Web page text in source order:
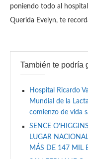
poniendo todo al
Querida Evelyn, te
También te podría
Hospital Ricardo
Mundial de la
comienzo de vida
SENCE
LUGAR
MÁS DE 147 MIL